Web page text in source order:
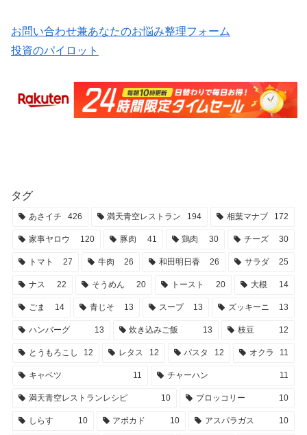
お問い合わせ兼あなたのお悩み整理フォーム
投資のパイロット
タグ
あさイチ 426 満天青空レストラン 194 相葉マナブ 172
家事ヤロウ 120 豚肉 41 鶏肉 30 チーズ 30
トマト 27 牛肉 26 和田明日香 26 サラダ 25
ナス 22 そうめん 20 トースト 20 大根 14
ごま 14 青じそ 13 スープ 13 ズッキーニ 13
ハンバーグ 13 炊き込みご飯 13 枝豆 12
とうもろこし 12 レタス 12 パスタ 12 オクラ 11
キャベツ 11 チャーハン 11
満天青空レストランレシピ 10 ブロッコリー 10
しらす 10 アボカド 10 アスパラガス 10